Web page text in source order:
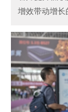
增效带动增长